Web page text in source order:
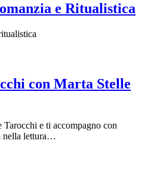
e Ritualistica
con Marta Stelle
e ti accompagno con
nella lettura…